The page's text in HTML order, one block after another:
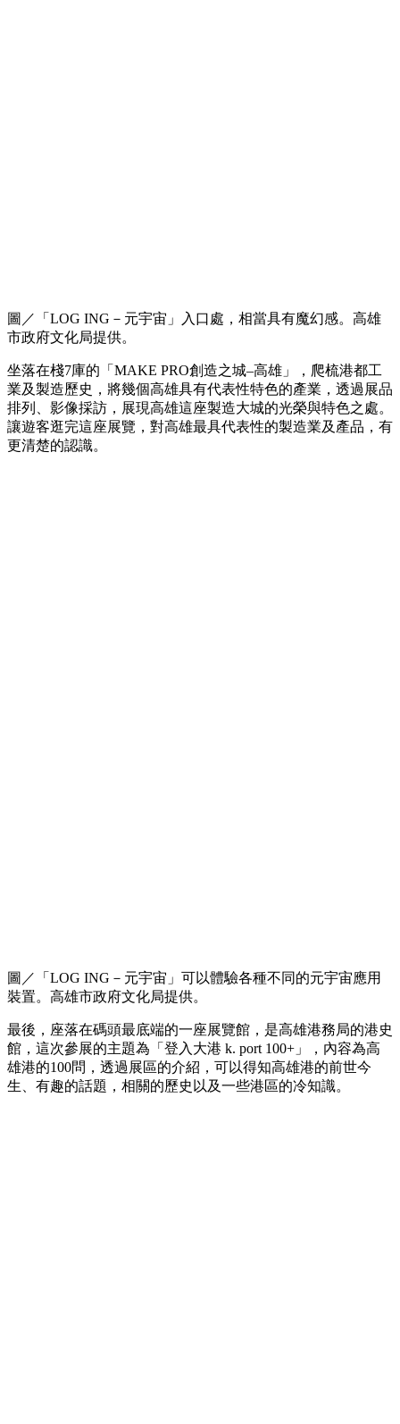
圖／「LOG ING－元宇宙」入口處，相當具有魔幻感。高雄
市政府文化局提供。
坐落在棧7庫的「MAKE PRO創造之城‒高雄」，爬梳港都工
業及製造歷史，將幾個高雄具有代表性特色的產業，透過展品
排列、影像採訪，展現高雄這座製造大城的光榮與特色之處。
讓遊客逛完這座展覽，對高雄最具代表性的製造業及產品，有
更清楚的認識。
圖／「LOG ING－元宇宙」可以體驗各種不同的元宇宙應用
裝置。高雄市政府文化局提供。
最後，座落在碼頭最底端的一座展覽館，是高雄港務局的港史
館，這次參展的主題為「登入大港 k. port 100+」，內容為高
雄港的100問，透過展區的介紹，可以得知高雄港的前世今
生、有趣的話題，相關的歷史以及一些港區的冷知識。